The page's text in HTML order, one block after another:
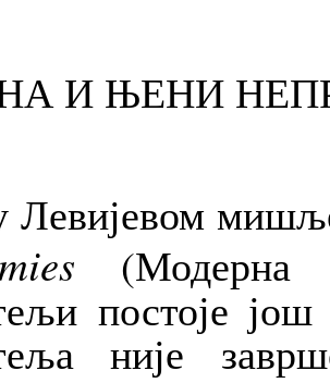
И ЊЕНИ
Левијевом
(Модерна
постоје
није